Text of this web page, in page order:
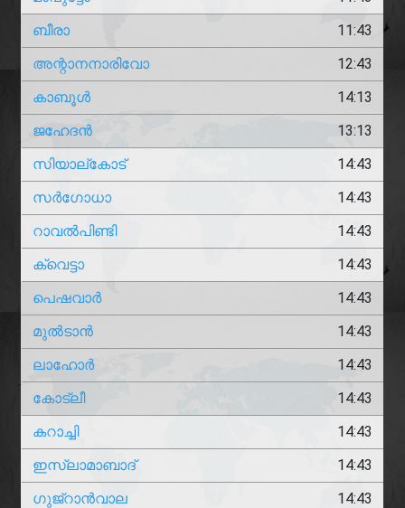
ബീരാ
11:43
അന്റാനനാരിവോ
12:43
കാബൂൾ
14:13
ജഹേദൻ
13:13
സിയാല്കോട്
14:43
സർഗോധാ
14:43
റാവൽപിണ്ടി
14:43
ക്വെട്ടാ
14:43
പെഷവാർ
14:43
മുൽടാൻ
14:43
ലാഹോർ
14:43
കോട്ലീ
14:43
കറാച്ചി
14:43
ഇസ്ലാമാബാദ്
14:43
ഗുജ്‌റാൻവാല
14:43